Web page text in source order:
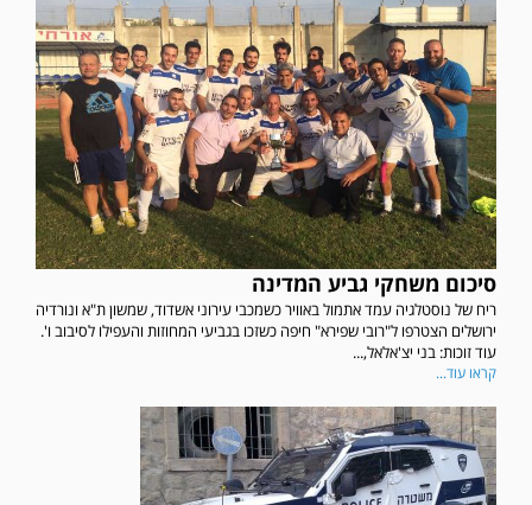
סיכום משחקי גביע המדינה
ריח של נוסטלגיה עמד אתמול באוויר כשמכבי עירוני אשדוד, שמשון ת"א ונורדיה
ירושלים הצטרפו ל"רובי שפירא" חיפה כשזכו בגביעי המחוזות והעפילו לסיבוב ו'.
עוד זוכות: בני יצ'אלאל,...
קראו עוד...